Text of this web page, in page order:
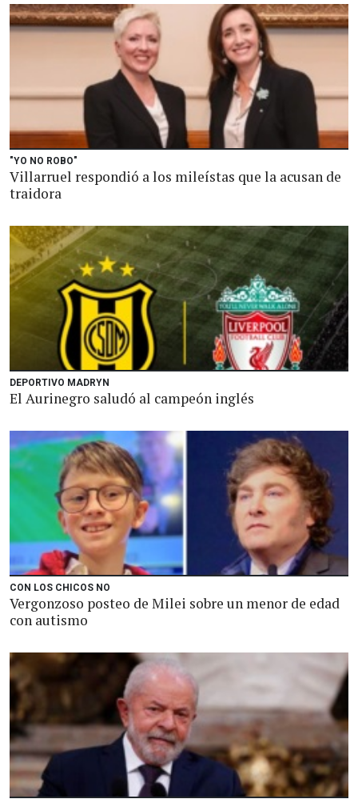
"YO NO ROBO"
Villarruel respondió a los mileístas que la acusan de
traidora
DEPORTIVO MADRYN
El Aurinegro saludó al campeón inglés
CON LOS CHICOS NO
Vergonzoso posteo de Milei sobre un menor de edad
con autismo